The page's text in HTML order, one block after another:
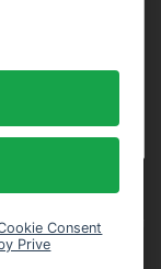
Consent
Priveändern